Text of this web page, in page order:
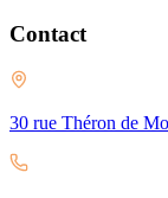
Contact
30 rue Théron de